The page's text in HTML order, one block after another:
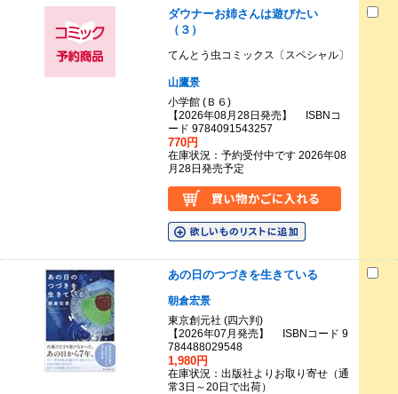
ダウナーお姉さんは遊びたい
（３）
てんとう虫コミックス〔スペシャル〕
山鷹景
小学館 (Ｂ６)
【2026年08月28日発売】 ISBNコ
ード 9784091543257
770円
在庫状況：予約受付中です 2026年08
月28日発売予定
あの日のつづきを生きている
朝倉宏景
東京創元社 (四六判)
【2026年07月発売】 ISBNコード 9
784488029548
1,980円
在庫状況：出版社よりお取り寄せ（通
常3日～20日で出荷）